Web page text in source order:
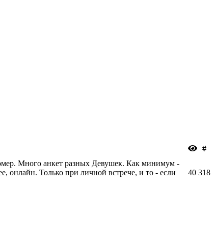
#
Много анкет разных Девушек. Как минимум -
онлайн. Только при личной встрече, и то - если
40 318